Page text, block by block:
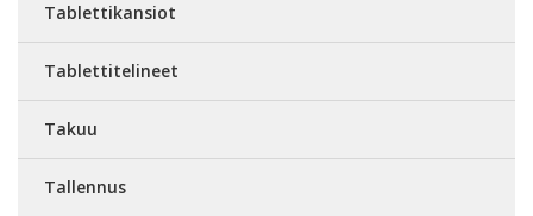
Tablettikansiot
Tablettitelineet
Takuu
Tallennus